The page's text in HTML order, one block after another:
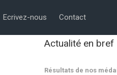
Ecrivez-nous Contact
Actualité en bref
Résultats de nos